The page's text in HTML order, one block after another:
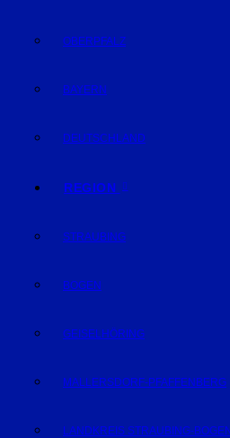
OBERPFALZ
BAYERN
DEUTSCHLAND
REGION
STRAUBING
BOGEN
GEISELHÖRING
MALLERSDORF-PFAFFENBERG
LANDKREIS STRAUBING-BOGEN